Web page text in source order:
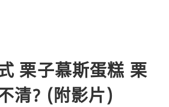
栗子慕斯蛋糕 栗
清? (附影片)